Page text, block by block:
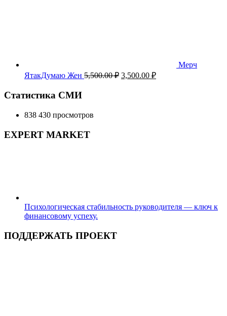
Мерч
ЯтакДумаю Жен 5,500.00₽ Первоначальная
3,500.00 ₽Текущая
Статистика СМИ
838 430 просмотров
EXPERT MARKET
Психологическая стабильность руководителя — ключ к
финансовому успеху.
ПОДДЕРЖАТЬ ПРОЕКТ